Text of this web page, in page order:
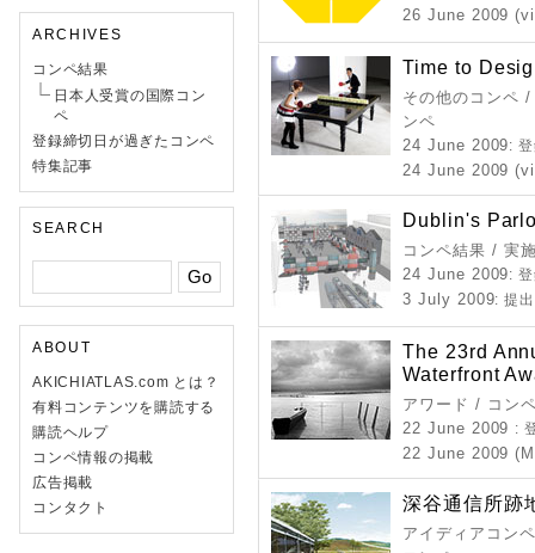
ARCHIVES
コンペ結果
日本人受賞の国際コン
ペ
登録締切日が過ぎたコンペ
特集記事
SEARCH
ABOUT
AKICHIATLAS.com とは？
有料コンテンツを購読する
購読ヘルプ
コンペ情報の掲載
広告掲載
コンタクト
26 June 2009
Time to
その他のコンペ
ンペ
24 June 2009:
24 June 2009
Dublin's
コンペ結果 / 実
24 June 2009:
3 July 2009: 提
The 23rd
Waterfront
アワード / コン
22 June 2009 :
22 June 2009
深谷通信所跡
アイディアコン